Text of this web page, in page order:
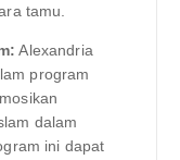
tamu.
Alexandria
program
dalam
ini dapat